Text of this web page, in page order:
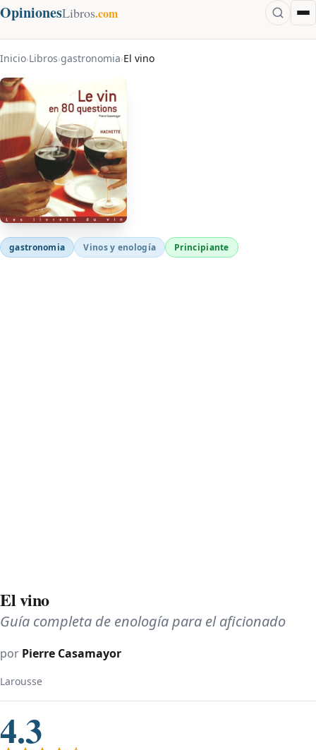
OpinionesLibros.com
Inicio›Libros›gastronomia›El vino
gastronomia Vinos y enología Principiante
El vino
Guía completa de enología para el aficionado
por Pierre Casamayor
Larousse
4.3